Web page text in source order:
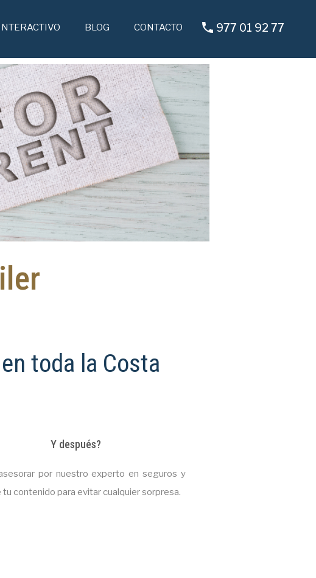
MAPA INTERACTIVO BLOG CONTACTO 977 01 92 77
BLOG CONTACTO 977 01 92 77
toda la Costa
Y después?
por nuestro experto en seguros y
contenido para evitar cualquier sorpresa.